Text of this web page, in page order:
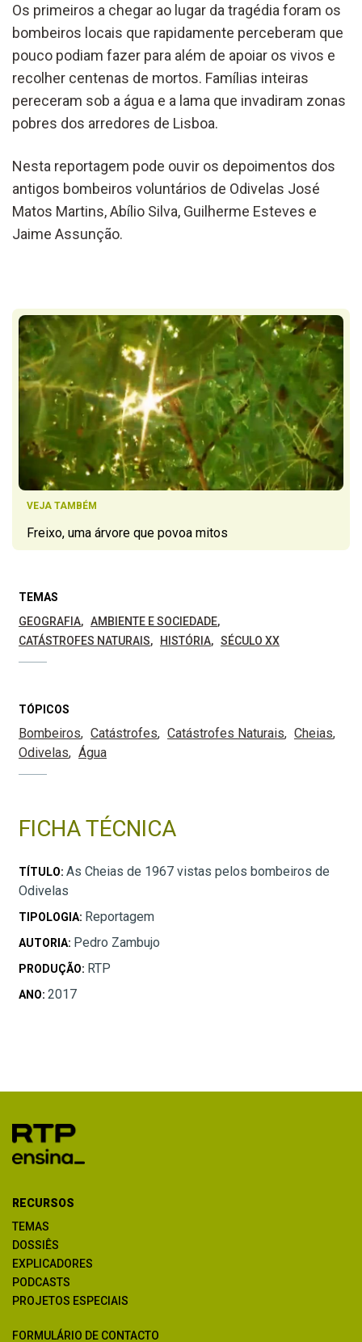
Os primeiros a chegar ao lugar da tragédia foram os
bombeiros locais que rapidamente perceberam que
pouco podiam fazer para além de apoiar os vivos e
recolher centenas de mortos. Famílias inteiras
pereceram sob a água e a lama que invadiram zonas
pobres dos arredores de Lisboa.
Nesta reportagem pode ouvir os depoimentos dos
antigos bombeiros voluntários de Odivelas José
Matos Martins, Abílio Silva, Guilherme Esteves e
Jaime Assunção.
VEJA TAMBÉM
Freixo, uma árvore que povoa mitos
TEMAS
GEOGRAFIA
AMBIENTE E SOCIEDADE
CATÁSTROFES NATURAIS
HISTÓRIA SÉCULO XX
TÓPICOS
Bombeiros Catástrofes Catástrofes Naturais
Cheias
Odivelas
Água
FICHA TÉCNICA
TÍTULO: As Cheias de 1967 vistas pelos bombeiros de
Odivelas
TIPOLOGIA: Reportagem
AUTORIA: Pedro Zambujo
PRODUÇÃO: RTP
ANO: 2017
RECURSOS
TEMAS
DOSSIÊS
EXPLICADORES
PODCASTS
PROJETOS ESPECIAIS
FORMULÁRIO DE CONTACTO